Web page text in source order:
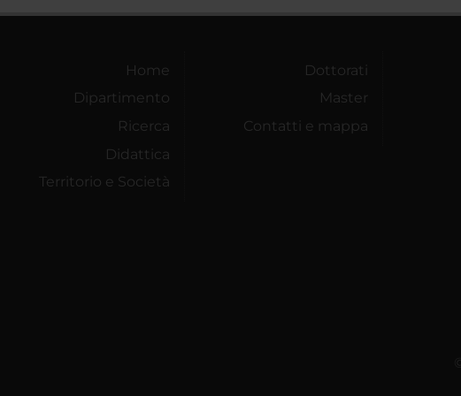
Home
Dipartimento
Ricerca
Didattica
Territorio e Società
Dottorati
Master
Contatti e mappa